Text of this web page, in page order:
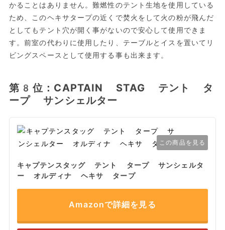
かることはありません。難燃性のテント生地を使用している
ため、このヘキサタープの近くで焚火をして火の粉が飛んだ
としてもテント穴が開く事がないので安心して使用できま
す。前室の代わりに使用したり、テーブルとイスを置いてリ
ビングスペースとして使用する事も出来ます。
第8位：CAPTAIN STAG テント タ
ープ サンシェルター
この商品を見る
キャプテンスタッグ テント タープ サンシェルタ
ー オルディナ ヘキサ タープ
Amazonで詳細を見る